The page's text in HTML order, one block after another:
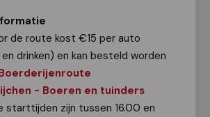
de route kost €15 per auto
drinken) en kan besteld worden
- Boeren en tuinders
starttijden zijn tussen 16.00 en